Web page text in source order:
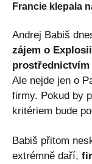
Francie klepala
Andrej Babiš
zájem o
prostřednictvím
Ale nejde jen o
firmy. Pokud by
kritériem bude
Babiš přitom
extrémně daří,